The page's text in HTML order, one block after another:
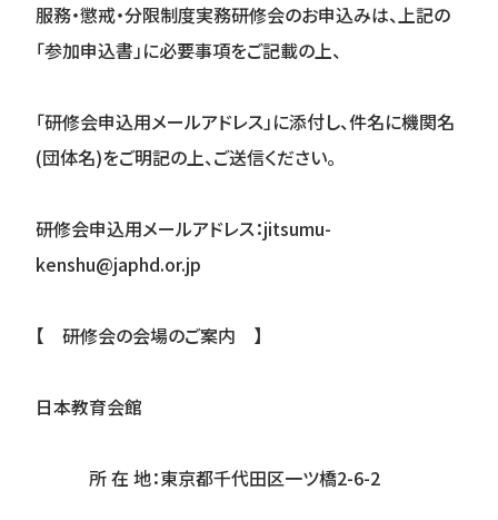
服務・懲戒・分限制度実務研修会のお申込みは、上記の
「参加申込書」に必要事項をご記載の上、
「研修会申込用メールアドレス」に添付し、件名に機関名
(団体名)をご明記の上、ご送信ください。
研修会申込用メールアドレス：jitsumu-
kenshu@japhd.or.jp
【 研修会の会場のご案内 】
日本教育会館
所 在 地：東京都千代田区一ツ橋2-6-2